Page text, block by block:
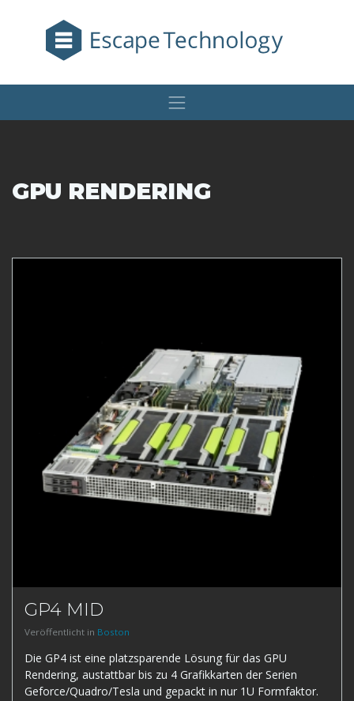
GPU RENDERING
GP4 MID
Veröffentlicht in Boston
Die GP4 ist eine platzsparende Lösung für das GPU
Rendering, austattbar bis zu 4 Grafikkarten der Serien
Geforce/Quadro/Tesla und gepackt in nur 1U Formfaktor.